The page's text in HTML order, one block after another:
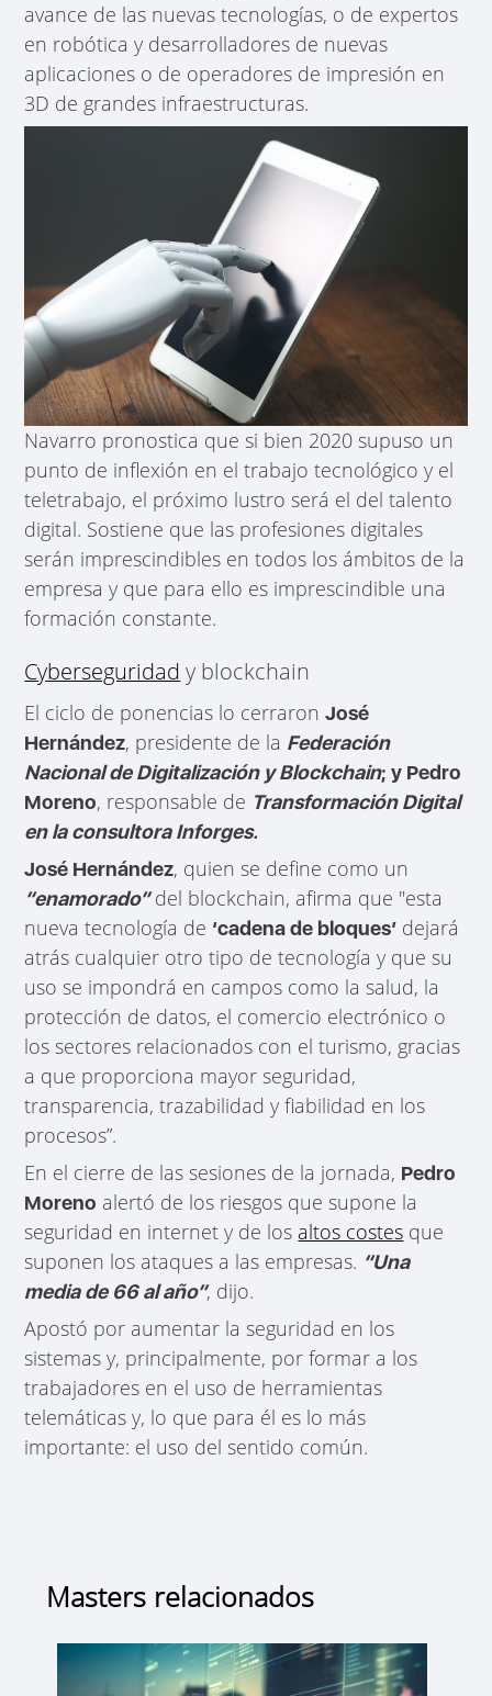
avance de las nuevas tecnologías, o de expertos
en robótica y desarrolladores de nuevas
aplicaciones o de operadores de impresión en
3D de grandes infraestructuras.
Navarro pronostica que si bien 2020 supuso un
punto de inflexión en el trabajo tecnológico y el
teletrabajo, el próximo lustro será el del talento
digital. Sostiene que las profesiones digitales
serán imprescindibles en todos los ámbitos de la
empresa y que para ello es imprescindible una
formación constante.
Cyberseguridad y blockchain
El ciclo de ponencias lo cerraronJosé
Hernández, presidente de la Federación
Nacional de Digitalización y Blockchain; y Pedro
Moreno, responsable de Transformación Digital
en la consultora Inforges.
José Hernández, quien se define como un
“enamorado”del blockchain, afirma que "esta
nueva tecnología de ‘cadena de bloques’ dejará
atrás cualquier otro tipo de tecnología y que su
uso se impondrá en campos como la salud, la
protección de datos, el comercio electrónico o
los sectores relacionados con el turismo, gracias
a que proporciona mayor seguridad,
transparencia, trazabilidad y fiabilidad en los
procesos”.
En el cierre de las sesiones de la jornada, Pedro
Moreno alertó de los riesgos que supone la
seguridad en internet y de los altos costes que
suponen los ataques a las empresas. “Una
media de 66 al año”, dijo.
Apostó por aumentar la seguridad en los
sistemas y, principalmente, por formar a los
trabajadores en el uso de herramientas
telemáticas y, lo que para él es lo más
importante: el uso del sentido común.
Masters relacionados